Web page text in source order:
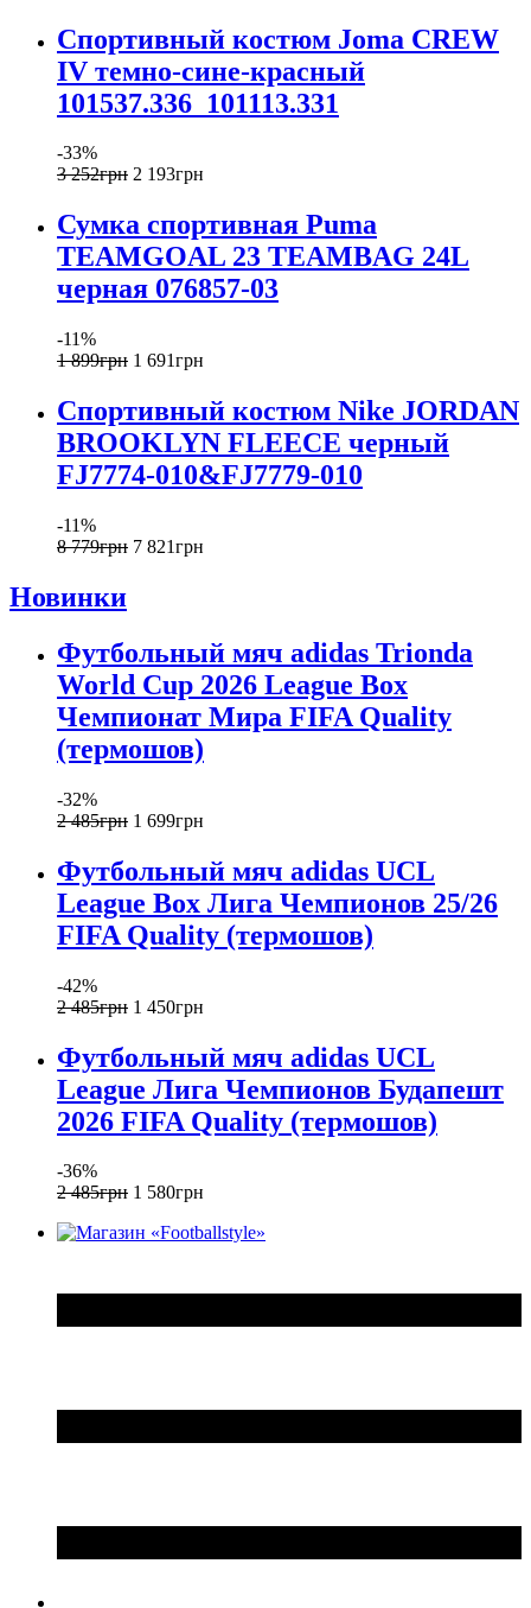
Спортивный костюм Joma CREW
IV темно-сине-красный
101537.336_101113.331
-33%
3 252грн 2 193грн
Сумка спортивная Puma
TEAMGOAL 23 TEAMBAG 24L
черная 076857-03
-11%
1 899грн 1 691грн
Спортивный костюм Nike JORDAN
BROOKLYN FLEECE черный
FJ7774-010&FJ7779-010
-11%
8 779грн 7 821грн
Новинки
Футбольный мяч adidas Trionda
World Cup 2026 League Box
Чемпионат Мира FIFA Quality
(термошов)
-32%
2 485грн 1 699грн
Футбольный мяч adidas UCL
League Box Лига Чемпионов 25/26
FIFA Quality (термошов)
-42%
2 485грн 1 450грн
Футбольный мяч adidas UCL
League Лига Чемпионов Будапешт
2026 FIFA Quality (термошов)
-36%
2 485грн 1 580грн